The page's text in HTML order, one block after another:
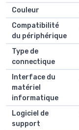
Couleur
Compatibilité
du périphérique
Type de
connectique
Interface du
matériel
informatique
Logiciel de
support